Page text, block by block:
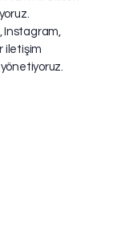
Instagram,
iletişim